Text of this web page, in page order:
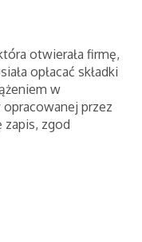
otwierała firmę,
opłacać składki
w
przez
zapis, zgod